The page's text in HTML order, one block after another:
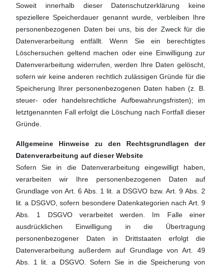
Soweit innerhalb dieser Datenschutzerklärung keine
speziellere Speicherdauer genannt wurde, verbleiben Ihre
personenbezogenen Daten bei uns, bis der Zweck für die
Datenverarbeitung entfällt. Wenn Sie ein berechtigtes
Löschersuchen geltend machen oder eine Einwilligung zur
Datenverarbeitung widerrufen, werden Ihre Daten gelöscht,
sofern wir keine anderen rechtlich zulässigen Gründe für die
Speicherung Ihrer personenbezogenen Daten haben (z. B.
steuer- oder handelsrechtliche Aufbewahrungsfristen); im
letztgenannten Fall erfolgt die Löschung nach Fortfall dieser
Gründe.
Allgemeine Hinweise zu den Rechtsgrundlagen der
Datenverarbeitung auf dieser Website
Sofern Sie in die Datenverarbeitung eingewilligt haben,
verarbeiten wir Ihre personenbezogenen Daten auf
Grundlage von Art. 6 Abs. 1 lit. a DSGVO bzw. Art. 9 Abs. 2
lit. a DSGVO, sofern besondere Datenkategorien nach Art. 9
Abs. 1 DSGVO verarbeitet werden. Im Falle einer
ausdrücklichen Einwilligung in die Übertragung
personenbezogener Daten in Drittstaaten erfolgt die
Datenverarbeitung außerdem auf Grundlage von Art. 49
Abs. 1 lit. a DSGVO. Sofern Sie in die Speicherung von